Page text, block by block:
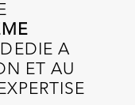
DEDIE A
ET AU